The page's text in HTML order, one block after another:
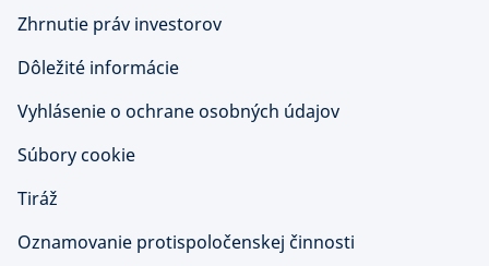
Zhrnutie práv investorov
Dôležité informácie
Vyhlásenie o ochrane osobných údajov
Súbory cookie
Tiráž
Oznamovanie protispoločenskej činnosti